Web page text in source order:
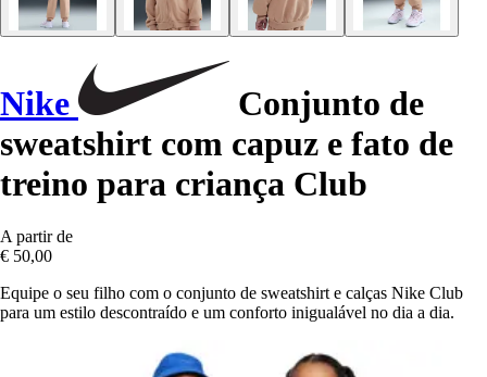
Nike
Conjunto de
sweatshirt com capuz e fato de
treino para criança Club
A partir de
€ 50,00
Equipe o seu filho com o conjunto de sweatshirt e calças Nike Club
para um estilo descontraído e um conforto inigualável no dia a dia.